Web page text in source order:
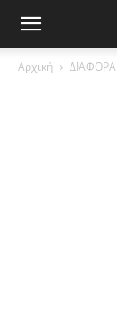
Αρχική ΔΙΑΦΟΡΑ